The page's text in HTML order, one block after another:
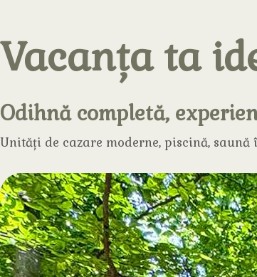
Vacanța ta
Odihnă completă,
Unități de cazare moderne, piscină,